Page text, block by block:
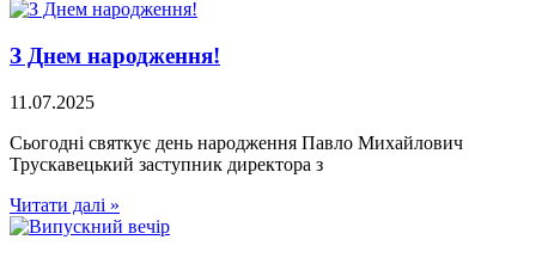
З Днем народження!
11.07.2025
Сьогодні святкує день народження Павло Михайлович
Трускавецький заступник директора з
Читати далі »